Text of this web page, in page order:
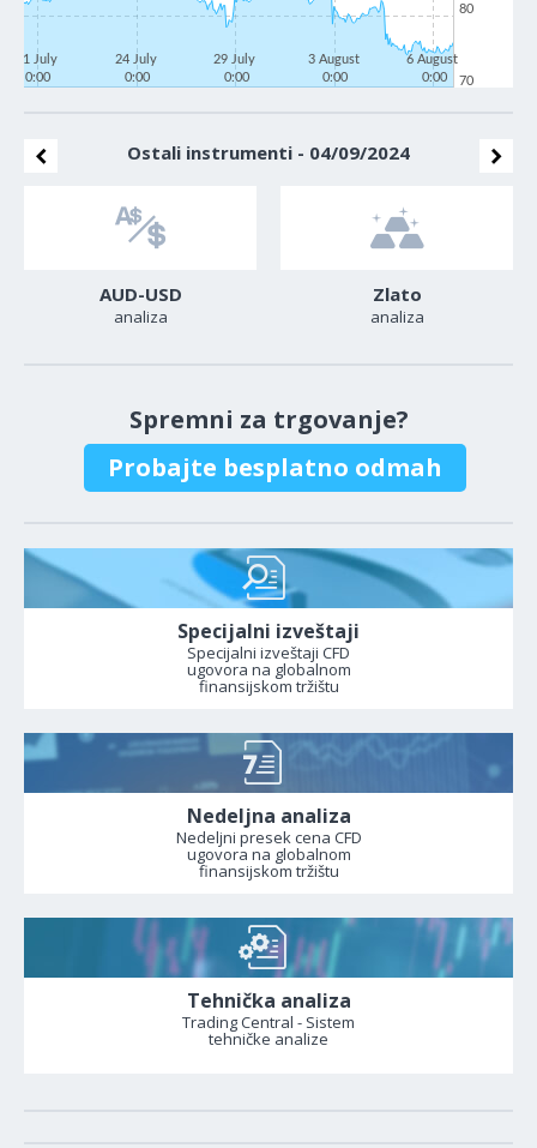
21 July
0:00
24 July
0:00
29 July
0:00
3 August
0:00
6 August
0:00
70
80
Ostali instrumenti - 04/09/2024
AUD-USD
analiza
Zlato
analiza
Spremni za trgovanje?
Probajte besplatno odmah
Specijalni izveštaji
Specijalni izveštaji CFD
ugovora na globalnom
finansijskom tržištu
Nedeljna analiza
Nedeljni presek cena CFD
ugovora na globalnom
finansijskom tržištu
Tehnička analiza
Trading Central - Sistem
tehničke analize